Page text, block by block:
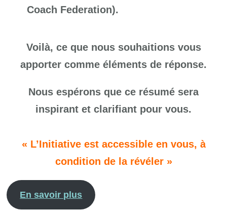
Coach Federation).
Voilà, ce que nous souhaitions vous
apporter comme éléments de réponse.
Nous espérons que ce résumé sera
inspirant et clarifiant pour vous.
« L’Initiative est accessible en vous, à
condition de la révéler »
En savoir plus